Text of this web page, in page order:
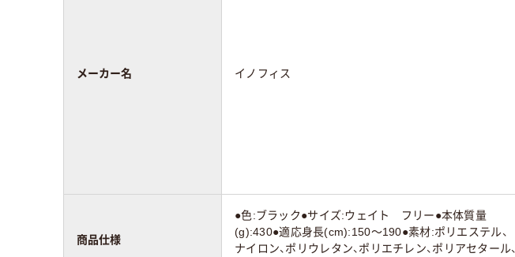
メーカー名 イノフィス
商品仕様
●色:ブラック●サイズ:ウェイト フリー●本体質量
(g):430●適応身長(cm):150～190●素材:ポリエステル、
ナイロン、ポリウレタン、ポリエチレン、ポリアセタール、